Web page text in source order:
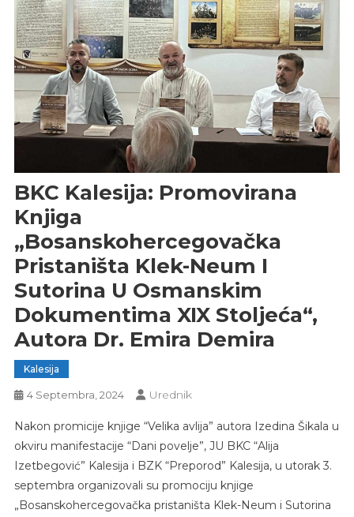
BKC Kalesija: Promovirana
Knjiga
„Bosanskohercegovačka
Pristaništa Klek-Neum I
Sutorina U Osmanskim
Dokumentima XIX Stoljeća“,
Autora Dr. Emira Demira
Kalesija
4 Septembra, 2024 Urednik
Nakon promicije knjige “Velika avlija” autora Izedina Šikala u
okviru manifestacije “Dani povelje”, JU BKC “Alija
Izetbegović” Kalesija i BZK “Preporod” Kalesija, u utorak 3.
septembra organizovali su promociju knjige
„Bosanskohercegovačka pristaništa Klek-Neum i Sutorina